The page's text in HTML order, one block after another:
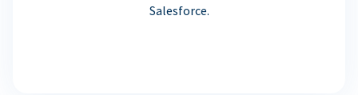
Salesforce.